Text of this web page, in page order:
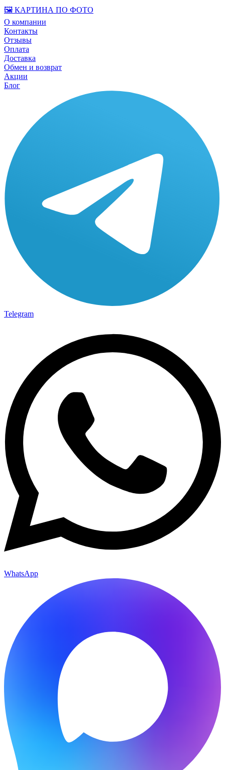
🖼️ КАРТИНА ПО ФОТО
О компании
Контакты
Отзывы
Оплата
Доставка
Обмен и возврат
Акции
Блог
Telegram
WhatsApp